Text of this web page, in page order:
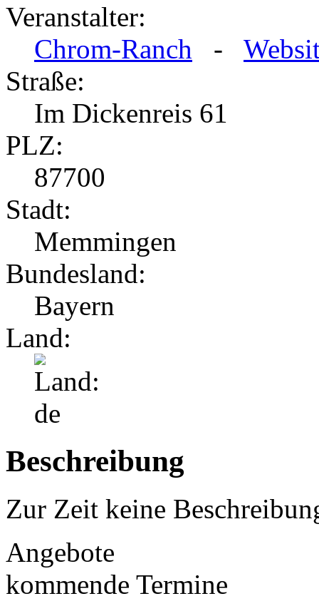
Veranstalter:
Chrom-Ranch -
Straße:
Im Dickenreis 61
PLZ:
87700
Stadt:
Memmingen
Bundesland:
Bayern
Land:
Beschreibung
Zur Zeit keine
Angebote
kommende Termine